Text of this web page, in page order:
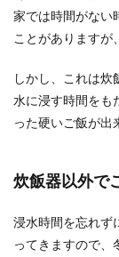
家では時間がない
ことがありますが
しかし、これは炊
水に浸す時間をも
った硬いご飯が出
炊飯器以外で
浸水時間を忘れず
ってきますので、